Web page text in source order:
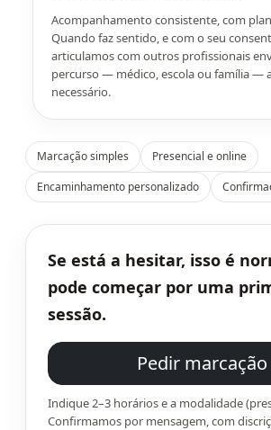
Acompanhamento consistente, com
Quando faz sentido, e com o seu
articulamos com outros profissionais
percurso — médico, escola ou família —
necessário.
Marcação simples
Presencial e online
Encaminhamento personalizado
Se está a hesitar, isso é
pode começar por uma
sessão.
Pedir marcação
Indique 2–3 horários e a modalidade
Confirmamos por mensagem, com